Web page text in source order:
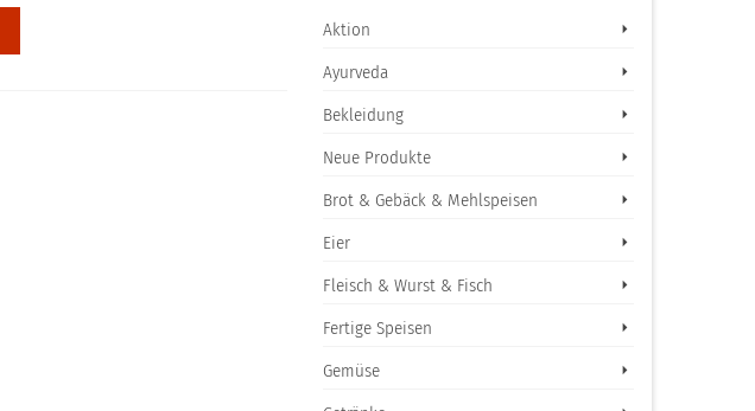
Aktion
Ayurveda
Bekleidung
Neue Produkte
Brot & Gebäck & Mehlspeisen
Eier
Fleisch & Wurst & Fisch
Fertige Speisen
Gemüse